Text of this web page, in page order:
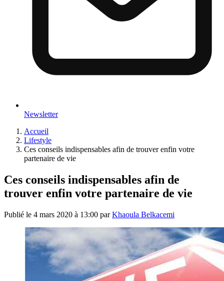
Newsletter
Accueil
Lifestyle
Ces conseils indispensables afin de trouver enfin votre
partenaire de vie
Ces conseils indispensables afin de
trouver enfin votre partenaire de vie
Publié le 4 mars 2020 à 13:00 parKhaoula Belkacemi